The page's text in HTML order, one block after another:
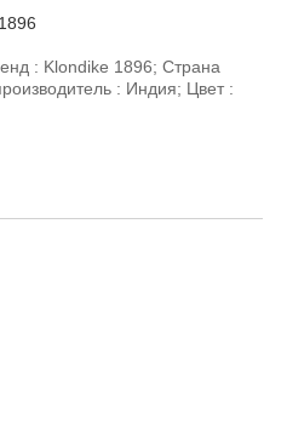
: Klondike 1896; Страна
: Индия; Цвет :